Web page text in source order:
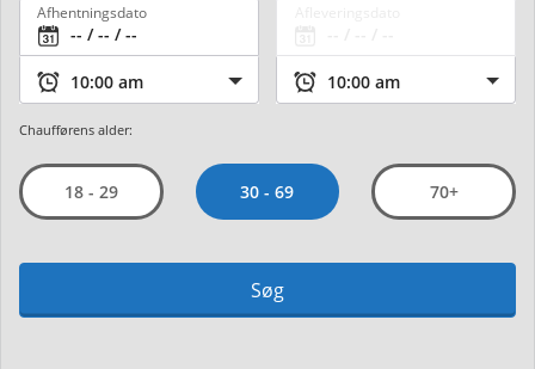
Afhentningsdato
Chaufførens alder:
18 - 29 30 - 69 70+
Søg